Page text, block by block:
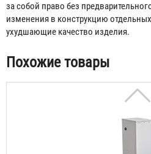
за собой право без
изменения в конструкцию
ухудшающие качество изделия.
Похожие товары
Шкаф для кислородного